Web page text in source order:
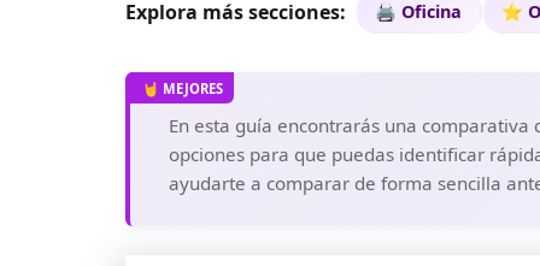
Explora más secciones: 🖨️ Oficina ⭐
En esta guía encontrarás una
opciones para que puedas identificar
ayudarte a comparar de forma sencilla